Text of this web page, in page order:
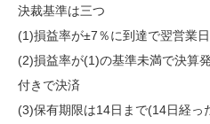
決裁基準は三つ
(1)損益率が±7％に到達で翌営業
(2)損益率が(1)の基準未満で決算
付きで決済
(3)保有期限は14日まで(14日経っ